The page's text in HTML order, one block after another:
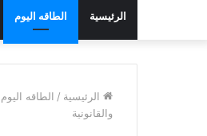
الرئيسية الطاقه اليوم
الرئيسية / الطاقه اليوم
والقانونية